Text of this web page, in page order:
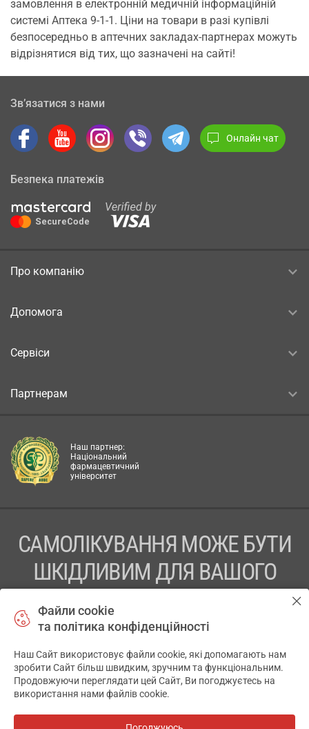
замовлення в електронній медичній інформаційній
системі Аптека 9-1-1. Ціни на товари в разі купівлі
безпосередньо в аптечних закладах-партнерах можуть
відрізнятися від тих, що зазначені на сайті!
Зв’язатися з нами
Онлайн чат
Безпека платежів
Про компанію
Допомога
Сервіси
Партнерам
Наш партнер:
Національний
фармацевтичний
університет
САМОЛІКУВАННЯ МОЖЕ БУТИ
ШКІДЛИВИМ ДЛЯ ВАШОГО
ПЕРЕД ЗАСТОСУВАННЯМ ПРЕПАРАТУ ПРОКОНСУЛЬТУЙТЕСЬ
ТОВ «АПТЕКА 911.ЮА» Код ЄДРПОУ 43631965.
Відмова від відповідальності
© 2014-2026. Медична інформаційна система АПТЕКА911.ЮА
Файли cookie
та політика конфіденційності
Наш Сайт використовує файли cookie, які допомагають нам
зробити Сайт більш швидким, зручним та функціональним.
Продовжуючи переглядати цей Сайт, Ви погоджуєтесь на
використання нами файлів cookie.
✕